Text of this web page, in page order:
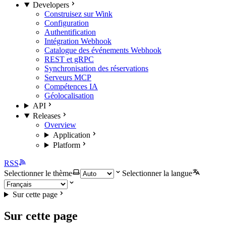
Developers
Construisez sur Wink
Configuration
Authentification
Intégration Webhook
Catalogue des événements Webhook
REST et gRPC
Synchronisation des réservations
Serveurs MCP
Compétences IA
Géolocalisation
API
Releases
Overview
Application
Platform
RSS
Selectionner le thème
Selectionner la langue
Sur cette page
Sur cette page